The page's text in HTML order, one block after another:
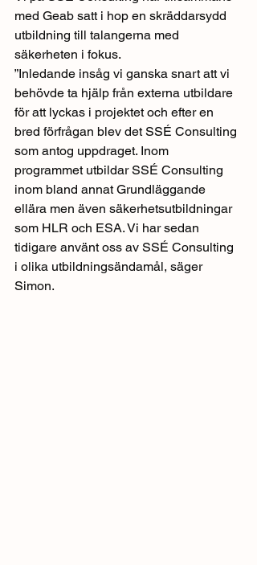
med Geab satt i hop en skräddarsydd
utbildning till talangerna med
säkerheten i fokus.
”Inledande insåg vi ganska snart att vi
behövde ta hjälp från externa utbildare
för att lyckas i projektet och efter en
bred förfrågan blev det SSÉ Consulting
som antog uppdraget. Inom
programmet utbildar SSÉ Consulting
inom bland annat Grundläggande
ellära men även säkerhetsutbildningar
som HLR och ESA. Vi har sedan
tidigare använt oss av SSÉ Consulting
i olika utbildningsändamål, säger
Simon.